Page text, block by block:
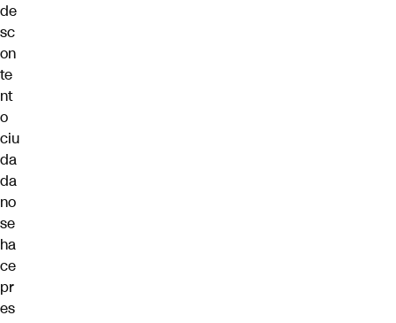
de
sc
on
te
nt
o
ciu
da
da
no
se
ha
ce
pr
es